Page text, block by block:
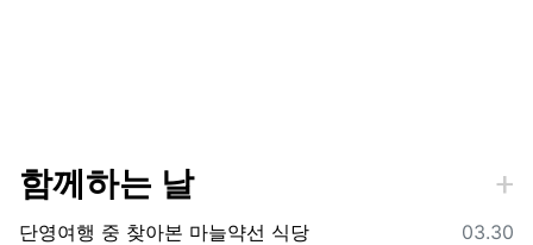
함께하는 날
등록일
03.30
단영여행 중 찾아본 마늘약선 식당